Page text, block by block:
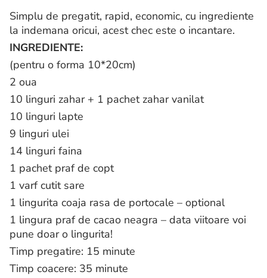
Simplu de pregatit, rapid, economic, cu ingrediente
la indemana oricui, acest chec este o incantare.
INGREDIENTE:
(pentru o forma 10*20cm)
2 oua
10 linguri zahar + 1 pachet zahar vanilat
10 linguri lapte
9 linguri ulei
14 linguri faina
1 pachet praf de copt
1 varf cutit sare
1 lingurita coaja rasa de portocale – optional
1 lingura praf de cacao neagra – data viitoare voi
pune doar o lingurita!
Timp pregatire: 15 minute
Timp coacere: 35 minute